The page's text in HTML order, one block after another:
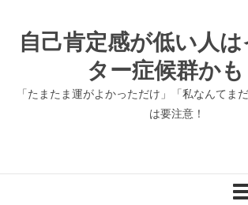
プ
自己肯定感が低い人
ター症候群かも
「たまたま運がよかっただけ」「私なんてま
は要注意！